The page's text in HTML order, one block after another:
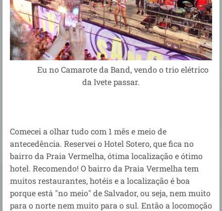
Eu no Camarote da Band, vendo o trio elétrico
da Ivete passar.
Comecei a olhar tudo com 1 mês e meio de
antecedência. Reservei o Hotel Sotero, que fica no
bairro da Praia Vermelha, ótima localização e ótimo
hotel. Recomendo! O bairro da Praia Vermelha tem
muitos restaurantes, hotéis e a localização é boa
porque está "no meio" de Salvador, ou seja, nem muito
para o norte nem muito para o sul. Então a locomoção